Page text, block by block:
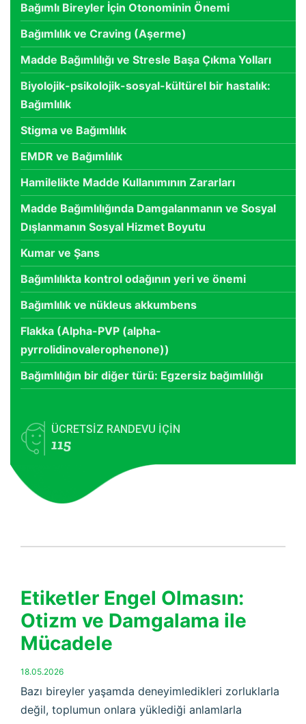
Bağımlı Bireyler İçin Otonominin Önemi
Bağımlılık ve Craving (Aşerme)
Madde Bağımlılığı ve Stresle Başa Çıkma Yolları
Biyolojik-psikolojik-sosyal-kültürel bir hastalık:
Bağımlılık
Stigma ve Bağımlılık
EMDR ve Bağımlılık
Hamilelikte Madde Kullanımının Zararları
Madde Bağımlılığında Damgalanmanın ve Sosyal
Dışlanmanın Sosyal Hizmet Boyutu
Kumar ve Şans
Bağımlılıkta kontrol odağının yeri ve önemi
Bağımlılık ve nükleus akkumbens
Flakka (Alpha-PVP (alpha-
pyrrolidinovalerophenone))
Bağımlılığın bir diğer türü: Egzersiz bağımlılığı
ÜCRETSİZ RANDEVU İÇİN
115
Etiketler Engel Olmasın:
Otizm ve Damgalama ile
Mücadele
18.05.2026
Bazı bireyler yaşamda deneyimledikleri zorluklarla
değil, toplumun onlara yüklediği anlamlarla